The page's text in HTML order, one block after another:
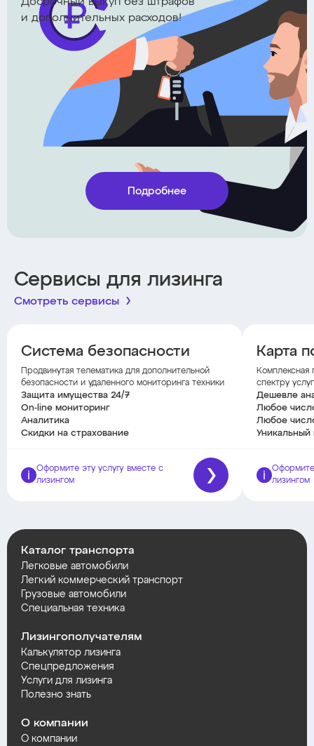
и дополнительных расходов!
Подробнее
Сервисы для лизинга
Смотреть сервисы
Система безопасности
Продвинутая телематика для дополнительной
безопасности и удаленного мониторинга техники
Защита имущества 24/7
On-line мониторинг
Аналитика
Скидки на страхование
Оформите эту услугу вместе с
лизингом
Карта
Комплексная
спектру
Дешевле
Любое
Любое
Уникальный
Оформите
лизингом
Каталог транспорта
Легковые автомобили
Легкий коммерческий транспорт
Грузовые автомобили
Специальная техника
Лизингополучателям
Калькулятор лизинга
Спецпредложения
Услуги для лизинга
Полезно знать
О компании
О компании